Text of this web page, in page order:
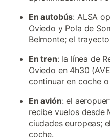
En autobús: ALSA
Oviedo y Pola de
Belmonte; el
En tren: la línea de
Oviedo en 4h30
continuar en coche
En avión: el
recibe vuelos desde
ciudades europeas;
coche.